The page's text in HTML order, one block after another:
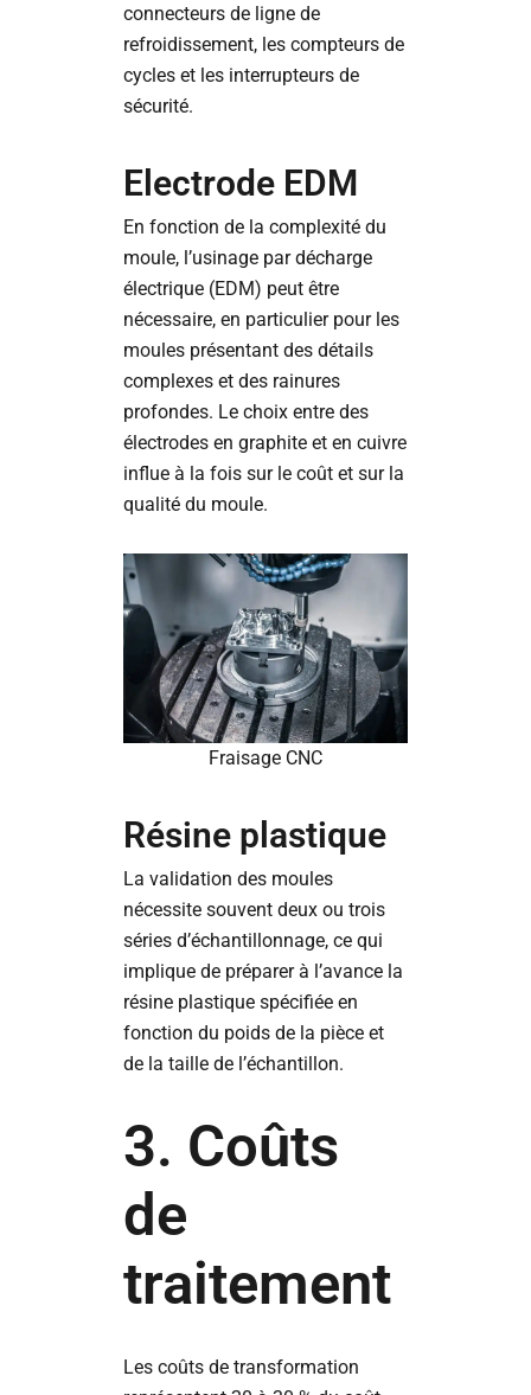
connecteurs de ligne de
refroidissement, les compteurs de
cycles et les interrupteurs de
sécurité.
Electrode EDM
En fonction de la complexité du
moule, l’usinage par décharge
électrique (EDM) peut être
nécessaire, en particulier pour les
moules présentant des détails
complexes et des rainures
profondes. Le choix entre des
électrodes en graphite et en cuivre
influe à la fois sur le coût et sur la
qualité du moule.
Fraisage CNC
Résine plastique
La validation des moules
nécessite souvent deux ou trois
séries d’échantillonnage, ce qui
implique de préparer à l’avance la
résine plastique spécifiée en
fonction du poids de la pièce et
de la taille de l’échantillon.
3. Coûts
de
traitement
Les coûts de transformation